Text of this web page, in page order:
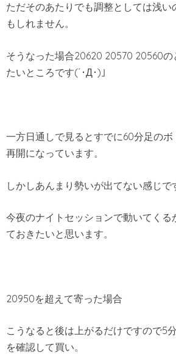
ただそのあたりでも調整としては浅い
もしれません。
そうなった場合20620 20570 20560の
たいところです(´･Д･)」
一方日通しで見るとすでに60分足の
再開になっています。
しかしあんまり勢いが出てない感じで
今夜のナイトセッションで動いてくる
ておきたいと思います。
20950を超えて寄った場合
こうなると後は上がるだけですので5
を確認して買い。